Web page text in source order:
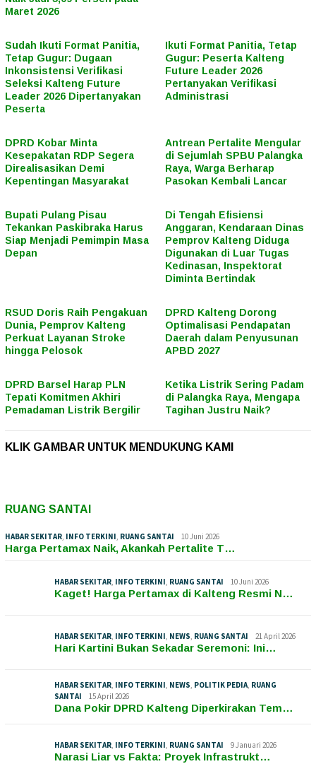
Maret 2026
Sudah Ikuti Format Panitia,
Tetap Gugur: Dugaan
Inkonsistensi Verifikasi
Seleksi Kalteng Future
Leader 2026 Dipertanyakan
Peserta
Ikuti Format Panitia, Tetap
Gugur: Peserta Kalteng
Future Leader 2026
Pertanyakan Verifikasi
Administrasi
DPRD Kobar Minta
Kesepakatan RDP Segera
Direalisasikan Demi
Kepentingan Masyarakat
Antrean Pertalite Mengular
di Sejumlah SPBU Palangka
Raya, Warga Berharap
Pasokan Kembali Lancar
Bupati Pulang Pisau
Tekankan Paskibraka Harus
Siap Menjadi Pemimpin Masa
Depan
Di Tengah Efisiensi
Anggaran, Kendaraan Dinas
Pemprov Kalteng Diduga
Digunakan di Luar Tugas
Kedinasan, Inspektorat
Diminta Bertindak
RSUD Doris Raih Pengakuan
Dunia, Pemprov Kalteng
Perkuat Layanan Stroke
hingga Pelosok
DPRD Kalteng Dorong
Optimalisasi Pendapatan
Daerah dalam Penyusunan
APBD 2027
DPRD Barsel Harap PLN
Tepati Komitmen Akhiri
Pemadaman Listrik Bergilir
Ketika Listrik Sering Padam
di Palangka Raya, Mengapa
Tagihan Justru Naik?
KLIK GAMBAR UNTUK MENDUKUNG KAMI
RUANG SANTAI
HABAR SEKITAR, INFO TERKINI, RUANG SANTAI 10 Juni 2026
Harga Pertamax Naik, Akankah Pertalite T…
HABAR SEKITAR, INFO TERKINI, RUANG SANTAI 10 Juni 2026
Kaget! Harga Pertamax di Kalteng Resmi N…
HABAR SEKITAR, INFO TERKINI, NEWS, RUANG SANTAI 21 April 2026
Hari Kartini Bukan Sekadar Seremoni: Ini…
HABAR SEKITAR, INFO TERKINI, NEWS, POLITIK PEDIA, RUANG
SANTAI
15 April 2026
Dana Pokir DPRD Kalteng Diperkirakan Tem…
HABAR SEKITAR, INFO TERKINI, RUANG SANTAI 9 Januari 2026
Narasi Liar vs Fakta: Proyek Infrastrukt…